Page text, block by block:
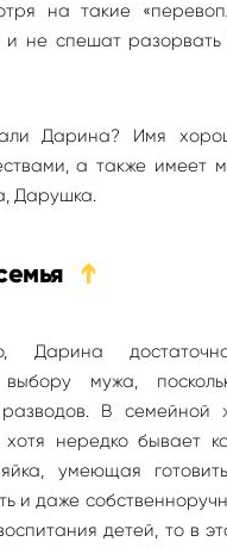
на такие
и не спешат
Дарина? Имя
а также имеет
Дарушка.
➔
Дарина
мужа,
разводов. В
нередко бывает
умеющая
и даже
детей, то в